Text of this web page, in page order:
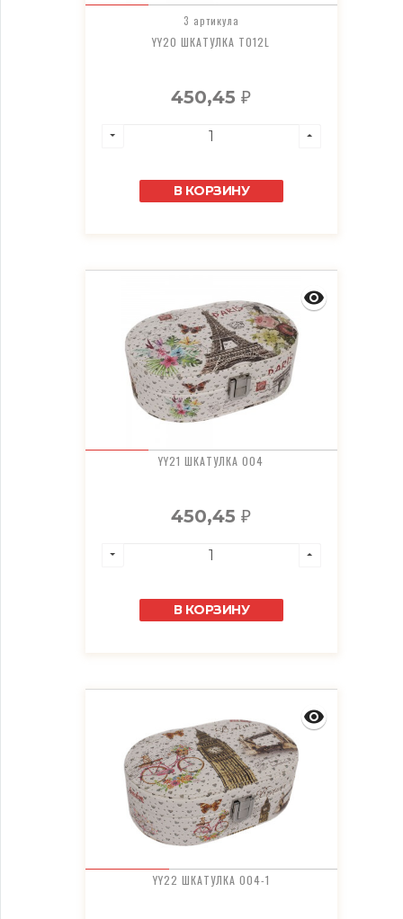
3 артикула
YY20 ШКАТУЛКА T012L
450,45₽
В КОРЗИНУ
YY21 ШКАТУЛКА 004
450,45₽
В КОРЗИНУ
YY22 ШКАТУЛКА 004-1